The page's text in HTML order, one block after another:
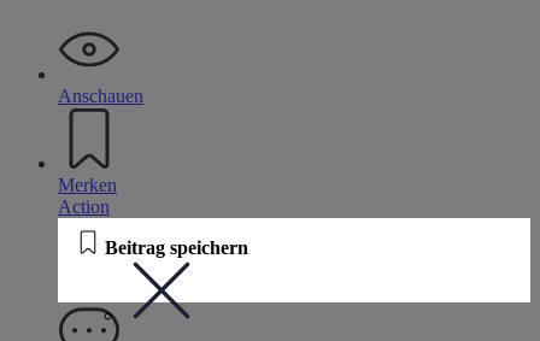
Anschauen
Merken
Action
Beitrag speichern